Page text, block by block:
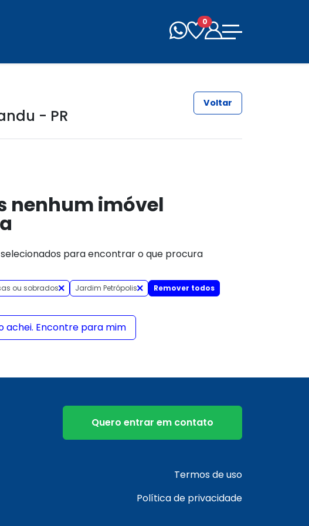
0
- PR
Voltar
ou sobrados Jardim Petrópolis Remover todos
nenhum imóvel
para encontrar o que procura
achei. Encontre para mim
Quero entrar em contato
Termos de uso
Política de privacidade